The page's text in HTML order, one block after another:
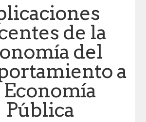
de la
del
a
Economía
Pública